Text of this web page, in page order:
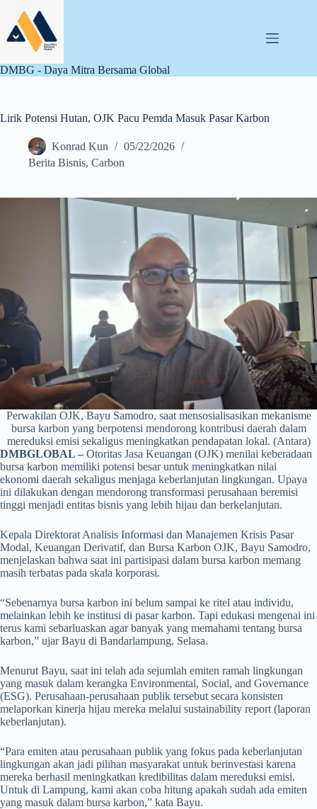
content
DMBG - Daya Mitra Bersama Global
Lirik Potensi Hutan, OJK Pacu Pemda Masuk Pasar Karbon
Konrad Kun
05/22/2026
Berita Bisnis, Carbon
Perwakilan OJK, Bayu Samodro, saat mensosialisasikan mekanisme
bursa karbon yang berpotensi mendorong kontribusi daerah dalam
mereduksi emisi sekaligus meningkatkan pendapatan lokal. (Antara)
DMBGLOBAL – Otoritas Jasa Keuangan (OJK) menilai keberadaan
bursa karbon memiliki potensi besar untuk meningkatkan nilai
ekonomi daerah sekaligus menjaga keberlanjutan lingkungan. Upaya
ini dilakukan dengan mendorong transformasi perusahaan beremisi
tinggi menjadi entitas bisnis yang lebih hijau dan berkelanjutan.
Kepala Direktorat Analisis Informasi dan Manajemen Krisis Pasar
Modal, Keuangan Derivatif, dan Bursa Karbon OJK, Bayu Samodro,
menjelaskan bahwa saat ini partisipasi dalam bursa karbon memang
masih terbatas pada skala korporasi.
“Sebenarnya bursa karbon ini belum sampai ke ritel atau individu,
melainkan lebih ke institusi di pasar karbon. Tapi edukasi mengenai ini
terus kami sebarluaskan agar banyak yang memahami tentang bursa
karbon,” ujar Bayu di Bandarlampung, Selasa.
Menurut Bayu, saat ini telah ada sejumlah emiten ramah lingkungan
yang masuk dalam kerangka Environmental, Social, and Governance
(ESG). Perusahaan-perusahaan publik tersebut secara konsisten
melaporkan kinerja hijau mereka melalui sustainability report (laporan
keberlanjutan).
“Para emiten atau perusahaan publik yang fokus pada keberlanjutan
lingkungan akan jadi pilihan masyarakat untuk berinvestasi karena
mereka berhasil meningkatkan kredibilitas dalam mereduksi emisi.
Untuk di Lampung, kami akan coba hitung apakah sudah ada emiten
yang masuk dalam bursa karbon,” kata Bayu.